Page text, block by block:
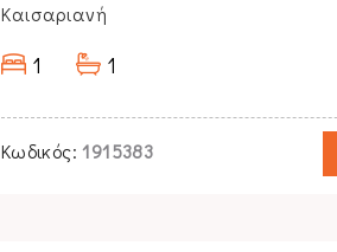
Καισαριανή
1 1
Κωδικός: 1915383